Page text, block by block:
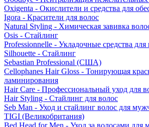
Oxigenta - Окислители и средства для
Igora - Красители для волос
Natural Styling - Химическая завивка
Osis - Стайлинг
Professionnelle - Укладочные средства для
Silhouette - Стайлинг
Sebastian Professional (США)
Cellophanes Hair Gloss - Тонирующая
ламинирования
Hair Care - Профессиональный уход для
Hair Styling - Стайлинг для волос
Seb Man - Уход и стайлинг волос для
TIGI (Великобритания)
Bed Head for Men - Уход за волосами для